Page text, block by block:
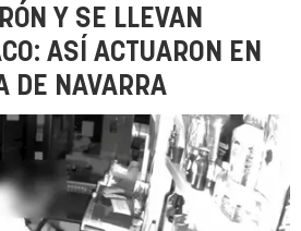
Y SE LLEVAN
ASÍ ACTUARON EN
DE NAVARRA